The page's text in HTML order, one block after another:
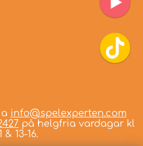
info@spelexperten.com
på helgfria vardagar kl
& 13-16.